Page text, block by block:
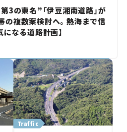
3の東名”「伊豆湘南道路」が
の複数案検討へ。熱海まで信
になる道路計画】
Traffic